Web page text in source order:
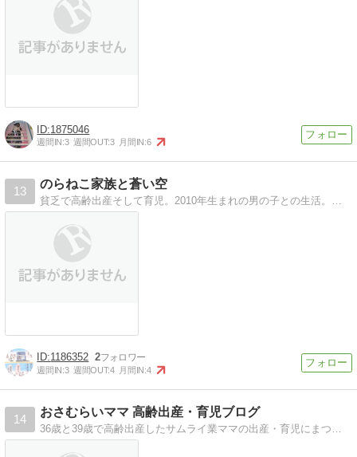
1875046
週間IN:3 週間OUT:3 月間IN:6
13
のらねこ家族と蒼い空
貧乏で高齢出産そして育児。2010年生まれの男の子との生活。闘病中ですが闘病記はありません。
1186352 2
週間IN:3 週間OUT:4 月間IN:4
14
おさむらいママ 高齢出産・育児ブログ
36歳と39歳で高齢出産したサムライ業ママの出産・育児にまつわるマンガブログです。